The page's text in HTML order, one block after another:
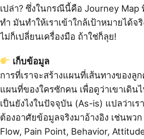
เปล่า? ซึ่งในกรณีนี้คือ Journey Map
ทำ มันทำให้เราเข้าใกล้เป้าหมายได้จ
ไม่ก็เปลี่ยนเครื่องมือ ถ้าใช่ก็ลุย!
เก็บข้อมูล
การที่เราจะสร้างแผนที่เส้นทางของลู
แผนที่ของใครซักคน เพื่อดูว่าเขาเดิน
เป็นยังไงในปัจจุบัน (As-is) แปลว่าเร
ต้องอาศัยข้อมูลจริงมาอ้างอิง เช่นพว
Flow, Pain Point, Behavior,